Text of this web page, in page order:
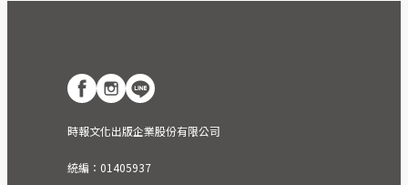
時報文化出版企業股份有限公司
統編：01405937